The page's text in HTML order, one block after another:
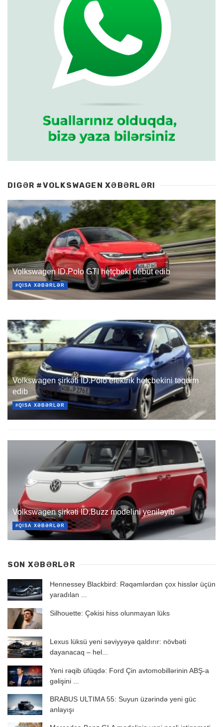
DIGƏR #VOLKSWAGEN XƏBƏRLƏRI
Volkswagen ID.Polo GTI hetçbeki debüt edib
#QISA XƏBƏRLƏR
Volkswagen şirkəti ID.Polo elektrik hetçbekini təqdim
edib
#QISA XƏBƏRLƏR
Volkswagen şirkəti ID.Buzz modelini yeniləyib
#QISA XƏBƏRLƏR
SON XƏBƏRLƏR
Hennessey Blackbird: Rəqəmlərdən çox hisslər üçün
yaradılan ...
Silhouette: Çəkisi hiss olunmayan lüks
Lexus lüksü yeni səviyyəyə qaldırır: növbəti
dayanacaq – hel...
Yeni rəqib üfüqdə: Ford Çin avtomobillərinin ABŞ-a
gəlişini ...
BRABUS ULTIMA 55: Suyun üzərində yeni güc
anlayışı